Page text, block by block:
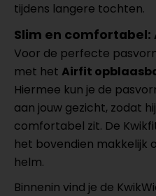
tijdens langere tochten.
Slim en comfortabel:
Voor de perfecte
met het Airfit
Hiermee kun je de
aan jouw gezicht, zodat
comfortabel zit. De
het bovendien makkelijk
helm.
Binnenin vind je de